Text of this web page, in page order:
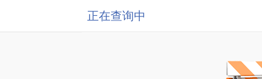
正在查询中